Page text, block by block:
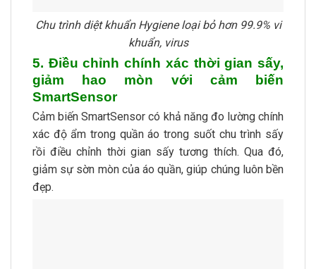
Chu trình diệt khuẩn Hygiene loại bỏ hơn 99.9% vi
khuẩn, virus
5. Điều chỉnh chính xác thời gian sấy,
giảm hao mòn với cảm biến
SmartSensor
Cảm biến SmartSensor có khả năng đo lường chính
xác độ ẩm trong quần áo trong suốt chu trình sấy
rồi điều chỉnh thời gian sấy tương thích. Qua đó,
giảm sự sờn mòn của áo quần, giúp chúng luôn bền
đẹp.